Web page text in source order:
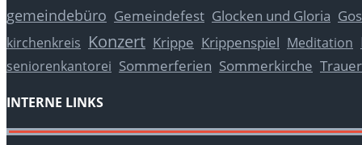
gemeindebüro Gemeindefest Glocken und Gloria
kirchenkreis Konzert Krippe Krippenspiel Meditation
seniorenkantorei Sommerferien Sommerkirche Trauer
INTERNE LINKS